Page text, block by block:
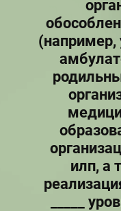
(например,
илп, а
_____